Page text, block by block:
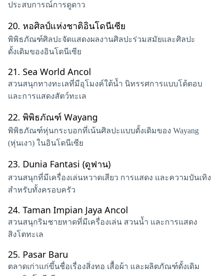
ประสบการณ์การดูดาว
20. หอศิลป์แห่งชาติอินโดนีเซีย
พิพิธภัณฑ์ศิลปะจัดแสดงผลงานศิลปะร่วมสมัยและศิลปะ
ดั้งเดิมของอินโดนีเซีย
21. Sea World Ancol
สวนสนุกทางทะเลที่มีอุโมงค์ใต้น้ำ นิทรรศการแบบโต้ตอบ
และการแสดงสัตว์ทะเล
22. พิพิธภัณฑ์ Wayang
พิพิธภัณฑ์หุ่นกระบอกที่เน้นศิลปะแบบดั้งเดิมของ Wayang
(หุ่นเงา) ในอินโดนีเซีย
23. Dunia Fantasi (ดูฟาน)
สวนสนุกที่มีเครื่องเล่นหวาดเสียว การแสดง และความบันเทิง
สำหรับทั้งครอบครัว
24. Taman Impian Jaya Ancol
สวนสนุกริมชายหาดที่มีเครื่องเล่น สวนน้ำ และการแสดง
สิงโตทะเล
25. Pasar Baru
ตลาดเก่าแก่ขึ้นชื่อเรื่องสิ่งทอ เสื้อผ้า และผลิตภัณฑ์ดั้งเดิม